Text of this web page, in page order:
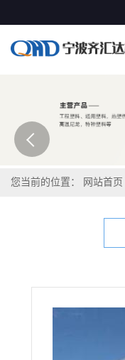
您当前的位置： 网站首页